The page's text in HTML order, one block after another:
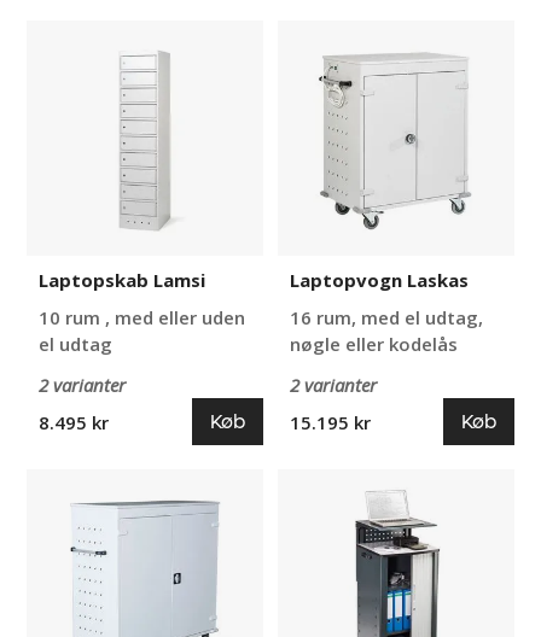
Laptopskab Lamsi
10 rum , med eller uden
el udtag
2 varianter
8.495 kr
Køb
Laskas
Laptopvogn Laskas
16 rum, med el udtag,
nøgle eller kodelås
2 varianter
15.195 kr
Køb
Lunen
Hornavan